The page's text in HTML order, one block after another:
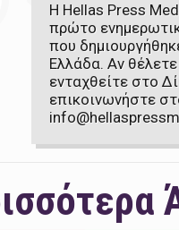
Η Hellas Press
πρώτο
που
Ελλάδα. Αν
ενταχθείτε στο
επικοινωνήστε